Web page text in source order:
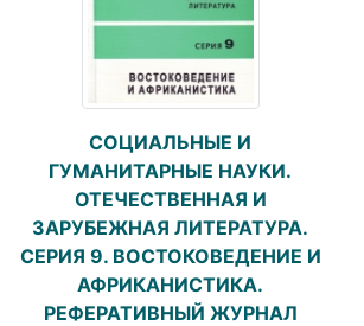
СОЦИАЛЬНЫЕ И
ГУМАНИТАРНЫЕ НАУКИ.
ОТЕЧЕСТВЕННАЯ И
ЗАРУБЕЖНАЯ ЛИТЕРАТУРА.
СЕРИЯ 9. ВОСТОКОВЕДЕНИЕ И
АФРИКАНИСТИКА.
РЕФЕРАТИВНЫЙ ЖУРНАЛ